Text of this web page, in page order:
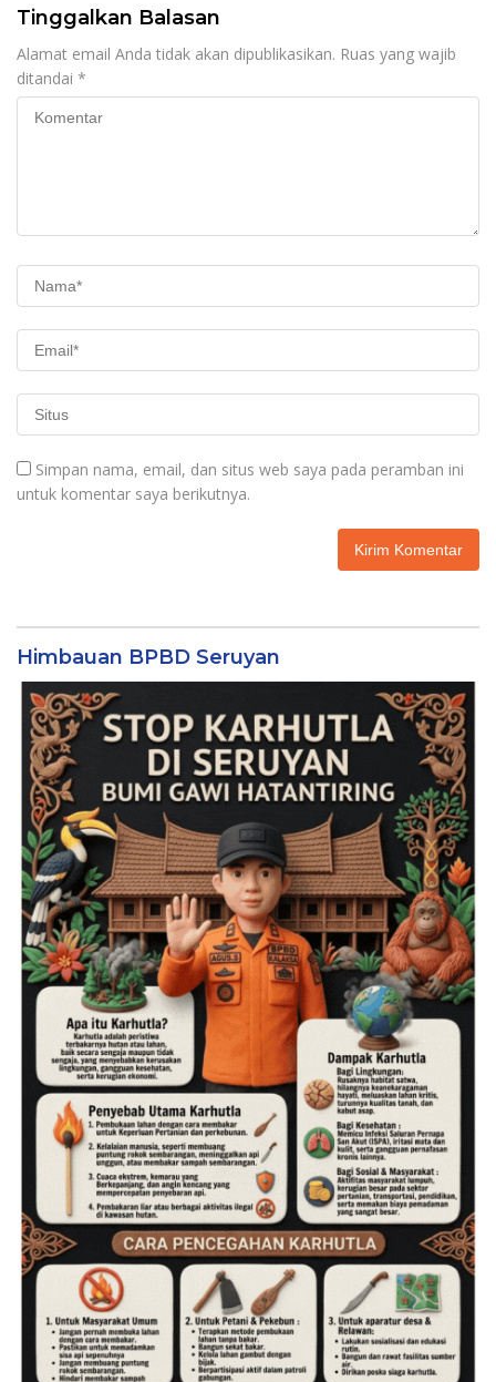
Tinggalkan Balasan
Alamat email Anda tidak akan dipublikasikan. Ruas yang wajib
ditandai *
Simpan nama, email, dan situs web saya pada peramban ini
untuk komentar saya berikutnya.
Himbauan BPBD Seruyan